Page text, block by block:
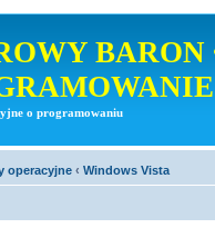
BARON
o programowaniu
operacyjne ‹ Windows Vista